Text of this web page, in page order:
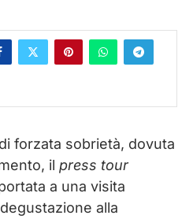
forzata sobrietà, dovuta
il press tour
a una visita
alla